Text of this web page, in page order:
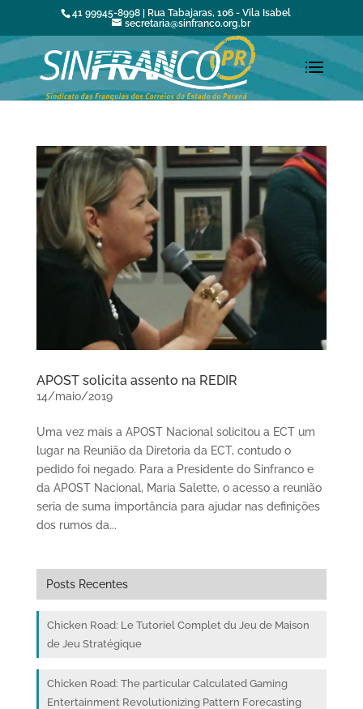
41 99945-8998 | Rua Tabajaras, 106 - Vila Isabel
secretaria@sinfranco.org.br
APOST solicita assento na REDIR
14/maio/2019
Uma vez mais a APOST Nacional solicitou a ECT um
lugar na Reunião da Diretoria da ECT, contudo o
pedido foi negado. Para a Presidente do Sinfranco e
da APOST Nacional, Maria Salette, o acesso a reunião
seria de suma importância para ajudar nas definições
dos rumos da...
Posts Recentes
Chicken Road: Le Tutoriel Complet du Jeu de Maison
de Jeu Stratégique
Chicken Road: The particular Calculated Gaming
Entertainment Revolutionizing Pattern Forecasting